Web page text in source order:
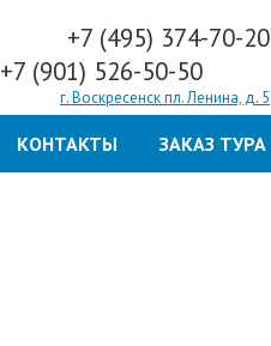
+7 (495) 374-70-20
+7 (901) 526-50-50
г. Воскресенск пл. Ленина, д. 5
КОНТАКТЫ ЗАКАЗ ТУРА